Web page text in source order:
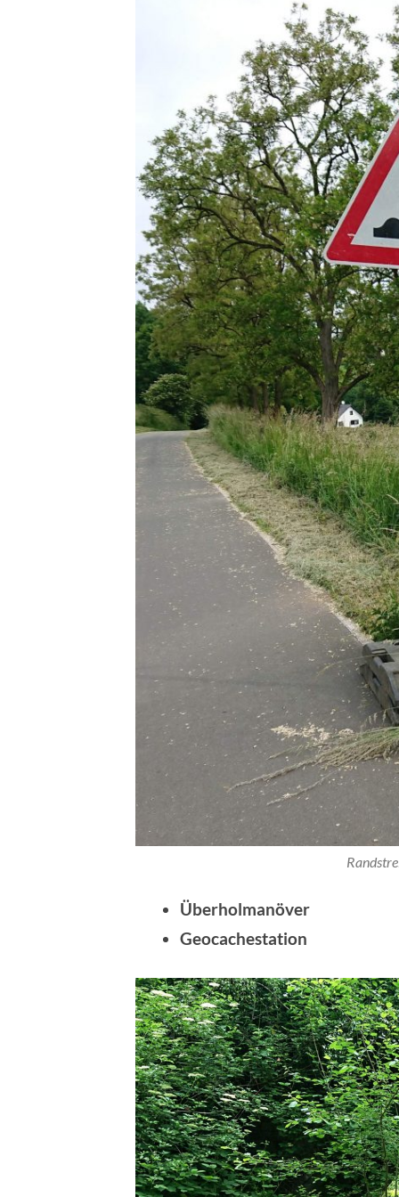
Überholmanöver
Geocachestation